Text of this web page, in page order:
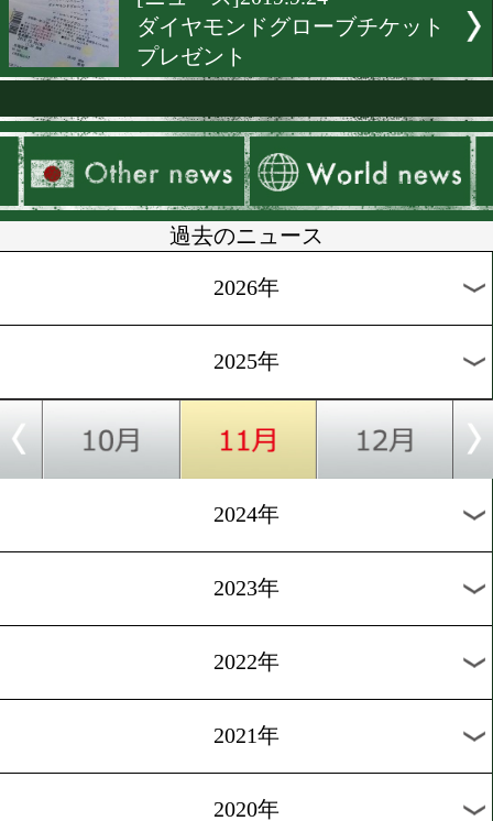
全日本新人王決定戦チケッ
レゼント
[テレビ欄]2019.11.6
プロフェッショナル仕事の
「モンスターの素顔」
[ニュース]2019.10.23
阪下優友からうれしいプレ
ト
[ニュース]2019.10.15
レゼント
[ニュース]2019.9.24
プレゼント